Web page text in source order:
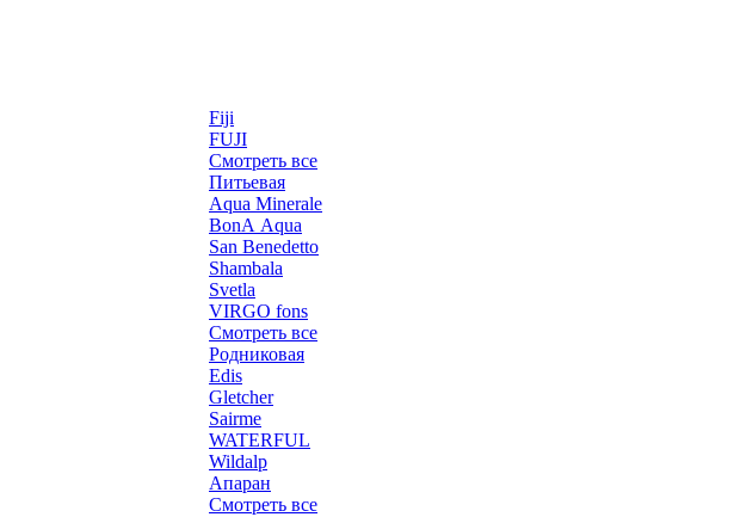
Fiji
FUJI
Смотреть все
Питьевая
Aqua Minerale
BonA Aqua
San Benedetto
Shambala
Svetla
VIRGO fons
Смотреть все
Родниковая
Edis
Gletcher
Sairme
WATERFUL
Wildalp
Апаран
Смотреть все